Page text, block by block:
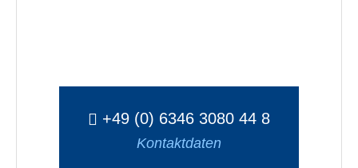
+49 (0) 6346 3080 44 8
Kontaktdaten